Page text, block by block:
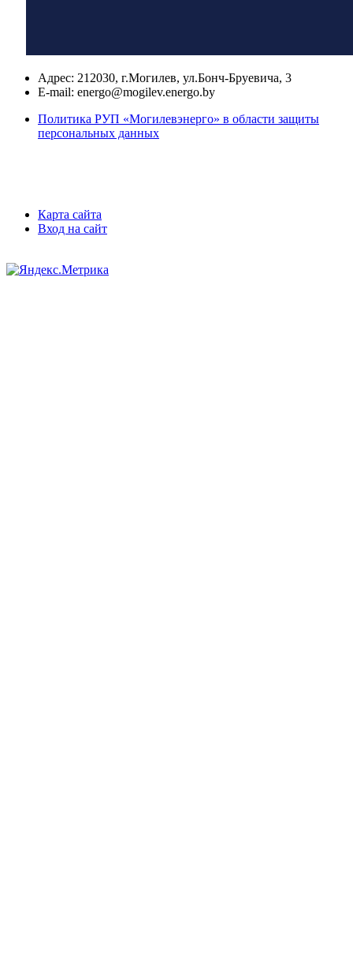
Адрес: 212030, г.Могилев, ул.Бонч-Бруевича, 3
E-mail: energo@mogilev.energo.by
Политика РУП «Могилевэнерго» в области защиты
персональных данных
Карта сайта
Вход на сайт